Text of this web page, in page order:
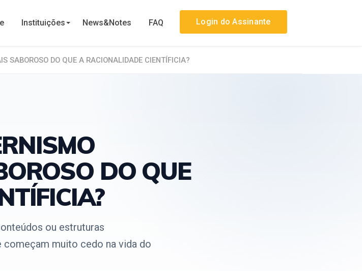
Instituições News&Notes FAQ Login do Assinante
SABOROSO DO QUE A RACIONALIDADE CIENTÍFICIA?
DO QUE
ou estruturas
muito cedo na vida do